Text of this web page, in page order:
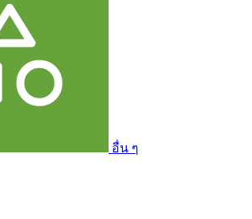
อื่น ๆ